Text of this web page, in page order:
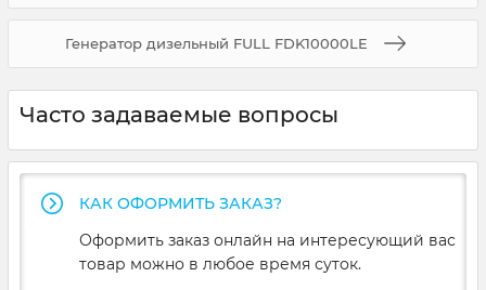
Генератор дизельный FULL FDK10000LE
Часто задаваемые вопросы
КАК ОФОРМИТЬ ЗАКАЗ?
Оформить заказ онлайн на интересующий вас
товар можно в любое время суток.